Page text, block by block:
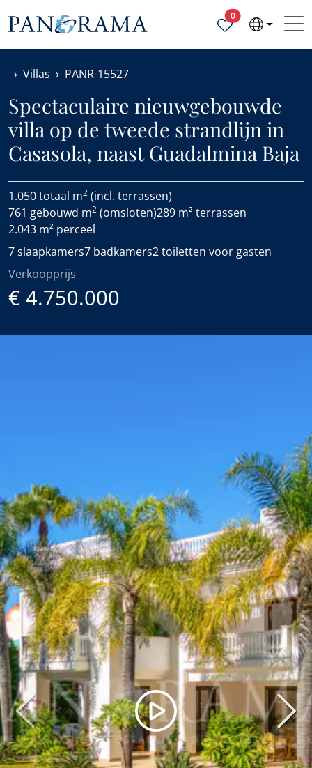
0Geselecteerde
Villas PANR-15527
Spectaculaire nieuwgebouwde
villa op de tweede strandlijn in
Casasola, naast Guadalmina Baja
1.050 totaal m2 (incl. terrassen)
761 gebouwd m2 (omsloten)289 m² terrassen
2.043 m² perceel
7 slaapkamers7 badkamers2 toiletten voor gasten
Verkoopprijs
€ 4.750.000